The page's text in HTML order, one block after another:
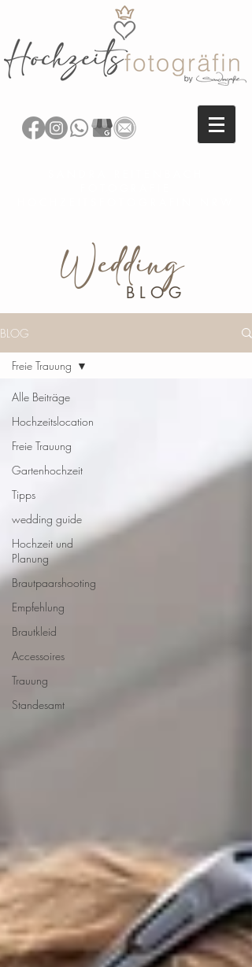
Wedding
BLOG
BLOG
Alle Beiträge
Hochzeitslocation
Freie Trauung
Gartenhochzeit
Tipps
wedding guide
Hochzeit und
Planung
Brautpaarshooting
Empfehlung
Brautkleid
Accessoires
Trauung
Standesamt
Freie Trauung